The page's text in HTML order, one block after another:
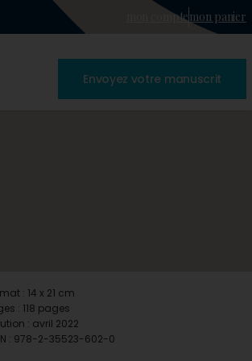
mon comptemon panier
Envoyez votre manuscrit
: 14 x 21 cm
: 118 pages
: avril 2022
: 978-2-35523-602-0